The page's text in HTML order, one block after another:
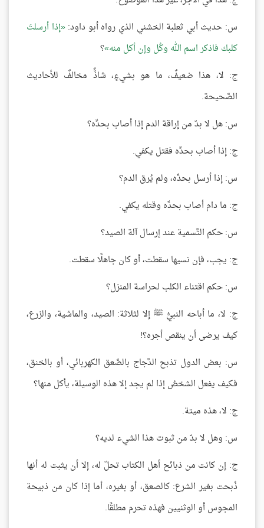
س: حديث أبي ثعلبة الخشني الذي رواه أبو داود: إذا أرسلتَ
كلبك فاذكر اسم الله وكُل وإن أكل منه ؟
ج: لا، هذا ضعيفٌ، ما هو بشيءٍ، شاذٌّ مخالفٌ للأحاديث
الصَّحيحة.
س: هل لا بدّ من إراقة الدم إذا أصاب بحدِّه؟
ج: إذا أصاب بحدِّه فقتل يكفي.
س: إذا أرسل بحدِّه، ولم يُرق الدم؟
ج: ما دام أصاب بحدِّه وقتله يكفي.
س: حكم التَّسمية عند إرسال آلة الصيد؟
ج: يجب، فإن نسيها سقطت، أو كان جاهلًا سقطت.
س: حكم اقتناء الكلب لحراسة المنزل؟
ج: لا، ما أباحه النبيُّ ﷺ إلا لثلاثة: الصيد، والماشية، والزرع،
كيف يرضى أن ينقص أجره؟!
س: بعض الدول تذبح الدَّجاج بالصَّعق الكهربائي، أو بالخنق،
فكيف يفعل الشخصُ إذا لم يجد إلا هذه الوسيلة، يأكل منها؟
ج: لا، هذه ميتة.
س: وهل لا بدّ من ثبوت هذا الشيء لديه؟
ج: إن كانت من ذبائح أهل الكتاب تحلّ له، إلا أن يثبت له أنها
ذُبحت بغير الشرع: كالصعق، أو بغيره، أما إذا كان من ذبيحة
المجوس أو الوثنيين فهذه تحرم مطلقًا.